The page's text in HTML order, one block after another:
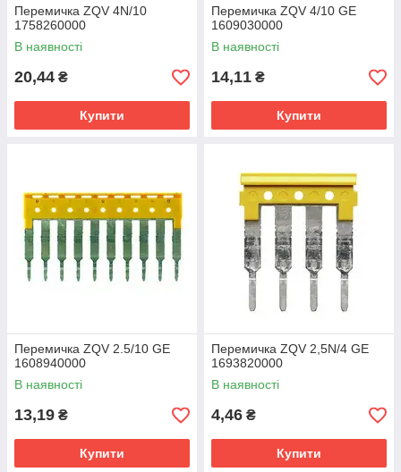
Перемичка ZQV 4N/10
1758260000
В наявності
20,44 ₴
Купити
Перемичка ZQV 4/10 GE
1609030000
В наявності
14,11 ₴
Купити
Перемичка ZQV 2.5/10 GE
1608940000
В наявності
13,19 ₴
Купити
Перемичка ZQV 2,5N/4 GE
1693820000
В наявності
4,46 ₴
Купити